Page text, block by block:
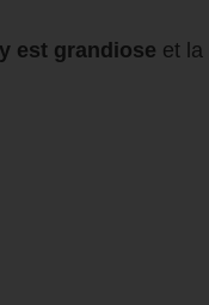
est grandiose et la